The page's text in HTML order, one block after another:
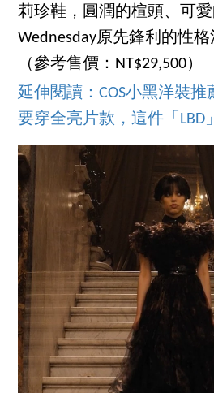
莉珍鞋，圓潤的楦頭、可
Wednesday原先鋒利的性格
（參考售價：NT$29,500）
延伸閱讀：COS小黑洋裝
要穿全亮片款，這件「LBD